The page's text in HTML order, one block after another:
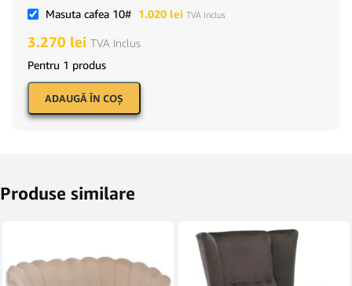
Masuta cafea 10# 1.020 lei TVA Inclus
3.270 lei TVA Inclus
Pentru 1 produs
ADAUGĂ ÎN COŞ
Produse similare